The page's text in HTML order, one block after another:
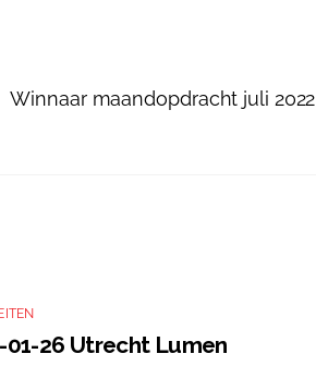
Winnaar maandopdracht juli 2022
01-26 Utrecht Lumen